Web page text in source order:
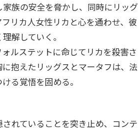
族の安全を脅かし、同時にリッグ
リカ人女性リカと心を通わせ、彼
解していく。
ルステットに命じてリカを殺害さ
抱えたリッグスとマータフは、法
る覚悟を固める。
れていることを突き止め、コンテ